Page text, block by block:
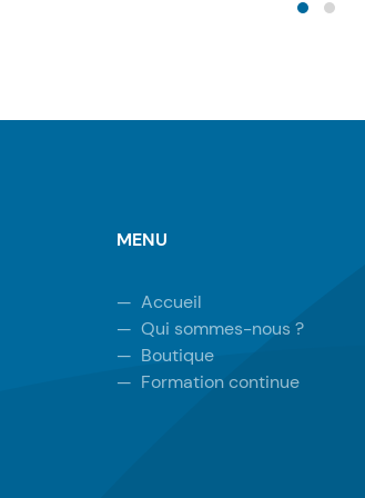
MENU
— Accueil
— Qui sommes-nous ?
— Boutique
— Formation continue